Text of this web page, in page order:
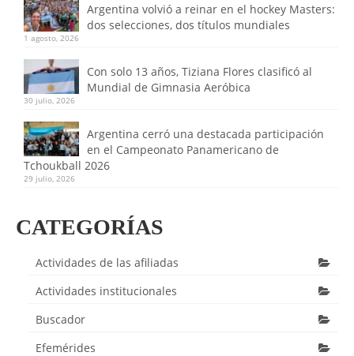
Argentina volvió a reinar en el hockey Masters:
dos selecciones, dos títulos mundiales
1 agosto, 2026
Con solo 13 años, Tiziana Flores clasificó al
Mundial de Gimnasia Aeróbica
30 julio, 2026
Argentina cerró una destacada participación
en el Campeonato Panamericano de
Tchoukball 2026
29 julio, 2026
CATEGORÍAS
Actividades de las afiliadas
Actividades institucionales
Buscador
Efemérides